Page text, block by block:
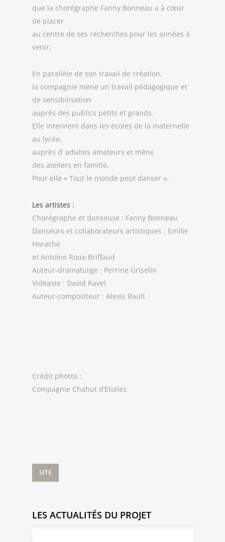
que la chorégraphe Fanny Bonneau a à cœur
de placer
au centre de ses recherches pour les années à
venir.
En parallèle de son travail de création,
la compagnie mène un travail pédagogique et
de sensibilisation
auprès des publics petits et grands.
Elle intervient dans les écoles de la maternelle
au lycée,
auprès d’ adultes amateurs et mène
des ateliers en famille.
Pour elle « Tout le monde peut danser ».
Les artistes :
Chorégraphe et danseuse : Fanny Bonneau
Danseurs et collaborateurs artistiques : Emilie
Harache
et Antoine Roux-Briffaud
Auteur-dramaturge : Perrine Griselin
Vidéaste : David Ravel
Auteur-compositeur : Alexis Rault
Crédit photos :
Compagnie Chahut d’Etoiles
SITE
LES ACTUALITÉS DU PROJET